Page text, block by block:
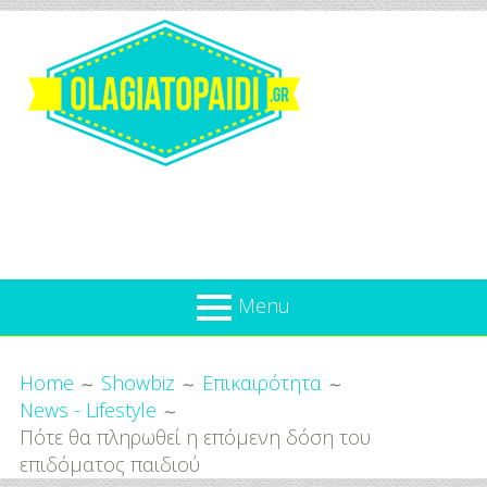
content
Menu
Για
το
Παιδί
Επικαιρότητα
Προσφορές
Home Showbiz
Επικαιρότητα
News - Lifestyle
Πότε θα πληρωθεί η επόμενη δόση του
επιδόματος παιδιού